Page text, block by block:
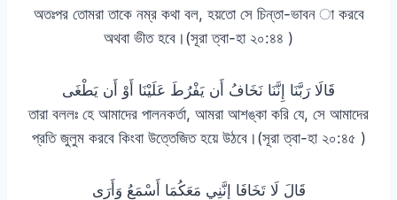
অতঃপর তোমরা তাকে নম্র কথা বল, হয়তো সে চিন্তা-ভাবন া করবে
অথবা ভীত হবে।(সূরা ত্বা-হা ২০:৪৪ )
قَالَا رَبَّنَا إِنَّنَا نَخَافُ أَن يَفْرُطَ عَلَيْنَا أَوْ أَن يَطْغَى
তারা বললঃ হে আমাদের পালনকর্তা, আমরা আশঙ্কা করি যে, সে আমাদের
প্রতি জুলুম করবে কিংবা উত্তেজিত হয়ে উঠবে।(সূরা ত্বা-হা ২০:৪৫ )
قَالَ لَا تَخَافَا إِنَّنِي مَعَكُمَا أَسْمَعُ وَأَرَى